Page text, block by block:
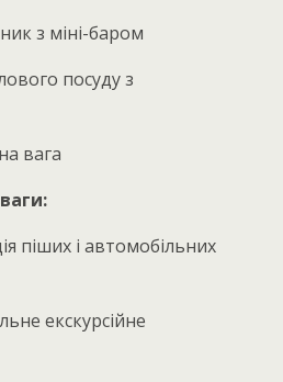
міні-баром
посуду з
і автомобільних